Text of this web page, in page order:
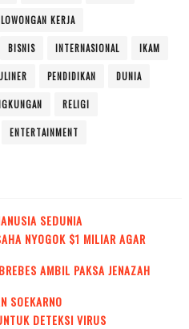
LOWONGAN KERJA
BISNIS INTERNASIONAL IKAM
PENDIDIKAN DUNIA
RELIGI
ENTERTAINMENT
SEDUNIA
NYOGOK $1 MILIAR AGAR
AMBIL PAKSA JENAZAH
SOEKARNO
DETEKSI VIRUS